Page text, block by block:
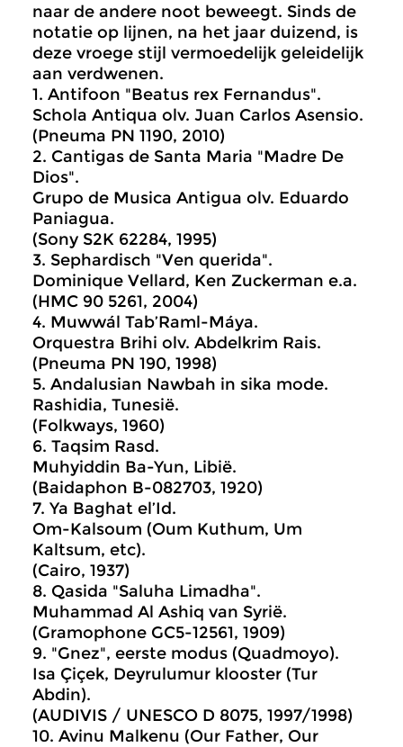
naar de andere noot beweegt. Sinds de
notatie op lijnen, na het jaar duizend, is
deze vroege stijl vermoedelijk geleidelijk
aan verdwenen.
1. Antifoon "Beatus rex Fernandus".
Schola Antiqua olv. Juan Carlos Asensio.
(Pneuma PN 1190, 2010)
2. Cantigas de Santa Maria "Madre De
Dios".
Grupo de Musica Antigua olv. Eduardo
Paniagua.
(Sony S2K 62284, 1995)
3. Sephardisch "Ven querida".
Dominique Vellard, Ken Zuckerman e.a.
(HMC 90 5261, 2004)
4. Muwwál Tab’Raml-Máya.
Orquestra Brihi olv. Abdelkrim Rais.
(Pneuma PN 190, 1998)
5. Andalusian Nawbah in sika mode.
Rashidia, Tunesië.
(Folkways, 1960)
6. Taqsim Rasd.
Muhyiddin Ba-Yun, Libië.
(Baidaphon B-082703, 1920)
7. Ya Baghat el’Id.
Om-Kalsoum (Oum Kuthum, Um
Kaltsum, etc).
(Cairo, 1937)
8. Qasida "Saluha Limadha".
Muhammad Al Ashiq van Syrië.
(Gramophone GC5-12561, 1909)
9. "Gnez", eerste modus (Quadmoyo).
Isa Çiçek, Deyrulumur klooster (Tur
Abdin).
(AUDIVIS / UNESCO D 8075, 1997/1998)
10. Avinu Malkenu (Our Father, Our